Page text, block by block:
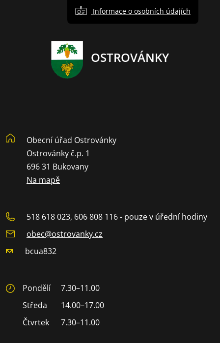
Informace o osobních údajích
OSTROVÁNKY
Obecní úřad Ostrovánky
Ostrovánky č.p. 1
696 31 Bukovany
Na mapě
518 618 023, 606 808 116 - pouze v úřední hodiny
obec@ostrovanky.cz
bcua832
Pondělí
7.30–11.00
Středa
14.00–17.00
Čtvrtek
7.30–11.00